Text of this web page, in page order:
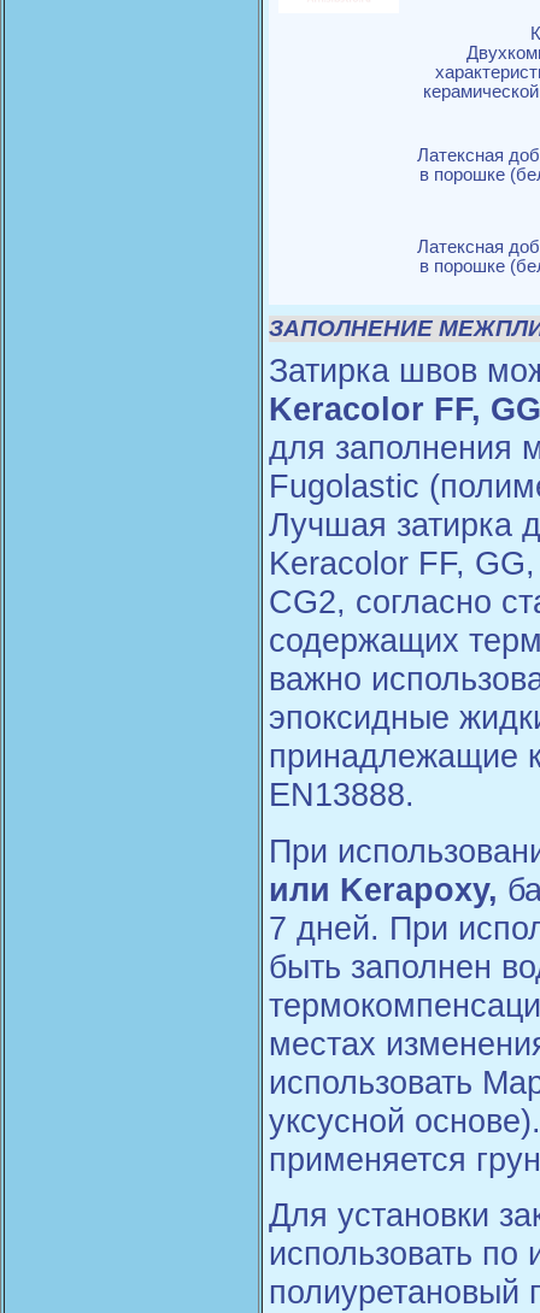
Латексная
в порошке
Латексная
в порошке
ЗАПОЛНЕНИЕ
Затирка швов
Keracolor FF,
для заполнения
Fugolastic
Лучшая затирка
Keracolor FF,
CG2, согласно
содержащих
важно
эпоксидные
принадлежащие
EN13888.
При
или Kerapoxy,
7 дней. При
быть заполнен
местах
использовать
уксусной
применяется
Для установки
использовать
полиуретановый